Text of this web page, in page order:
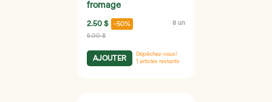
fromage
2.50 $ -50% 8 un
5.00 $
AJOUTER
Dépêchez-vous!
1 articles restants